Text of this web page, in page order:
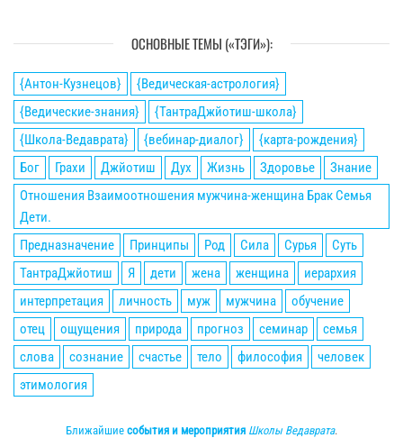
ОСНОВНЫЕ ТЕМЫ («ТЭГИ»):
{Антон-Кузнецов}
{Ведическая-астрология}
{Ведические-знания}
{ТантраДжйотиш-школа}
{Школа-Ведаврата}
{вебинар-диалог}
{карта-рождения}
Бог
Грахи Джйотиш Дух Жизнь Здоровье
Знание
Отношения Взаимоотношения мужчина-женщина Брак Семья
Дети.
Предназначение
Принципы Род Сила Сурья
Суть
ТантраДжйотиш
Я дети жена женщина
иерархия
интерпретация
личность муж мужчина
обучение
отец
ощущения природа прогноз семинар
семья
слова
сознание счастье тело философия
человек
этимология
Ближайшие события и мероприятия Школы Ведаврата.